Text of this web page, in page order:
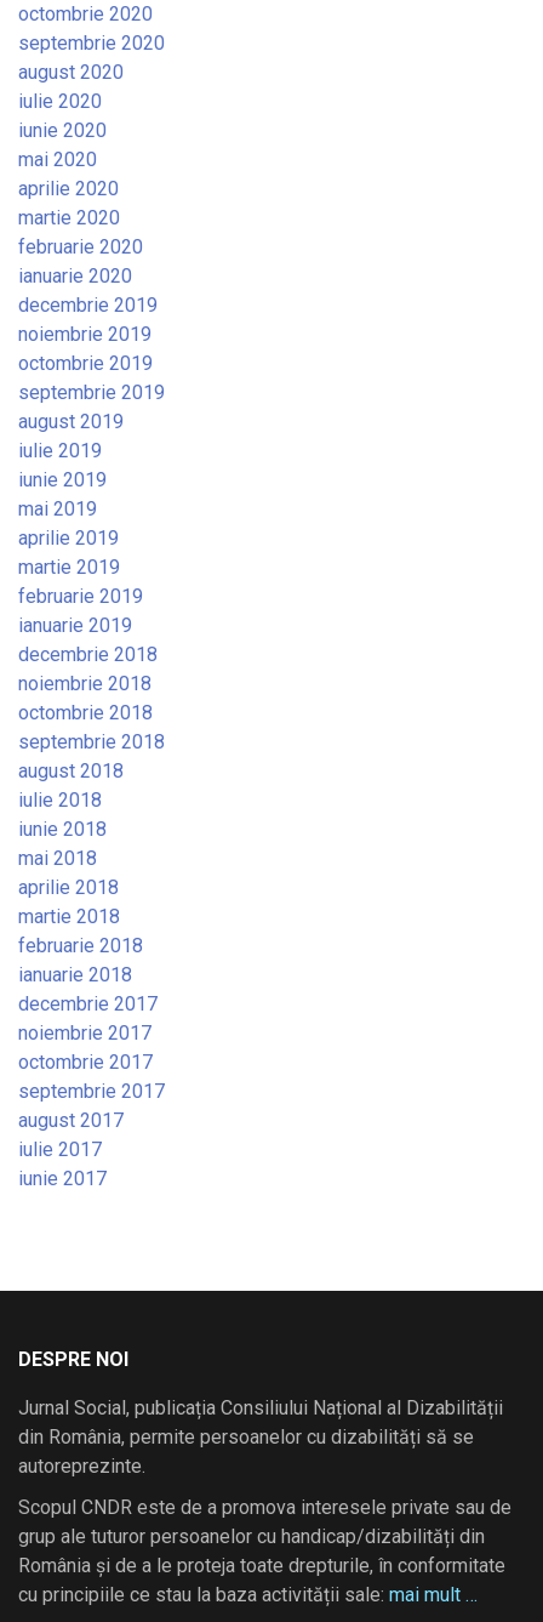
octombrie 2020
septembrie 2020
august 2020
iulie 2020
iunie 2020
mai 2020
aprilie 2020
martie 2020
februarie 2020
ianuarie 2020
decembrie 2019
noiembrie 2019
octombrie 2019
septembrie 2019
august 2019
iulie 2019
iunie 2019
mai 2019
aprilie 2019
martie 2019
februarie 2019
ianuarie 2019
decembrie 2018
noiembrie 2018
octombrie 2018
septembrie 2018
august 2018
iulie 2018
iunie 2018
mai 2018
aprilie 2018
martie 2018
februarie 2018
ianuarie 2018
decembrie 2017
noiembrie 2017
octombrie 2017
septembrie 2017
august 2017
iulie 2017
iunie 2017
DESPRE NOI
Jurnal Social, publicația Consiliului Național al Dizabilității
din România, permite persoanelor cu dizabilități să se
autoreprezinte.
Scopul CNDR este de a promova interesele private sau de
grup ale tuturor persoanelor cu handicap/dizabilități din
România și de a le proteja toate drepturile, în conformitate
cu principiile ce stau la baza activității sale: mai mult …